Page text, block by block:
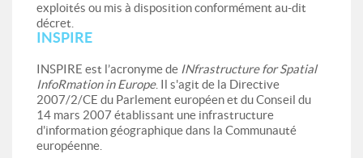
exploités ou mis à disposition conformément au-dit
décret.
INSPIRE
INSPIRE est l’acronyme de INfrastructure for Spatial
InfoRmation in Europe. Il s'agit de la Directive
2007/2/CE du Parlement européen et du Conseil du
14 mars 2007 établissant une infrastructure
d'information géographique dans la Communauté
européenne.